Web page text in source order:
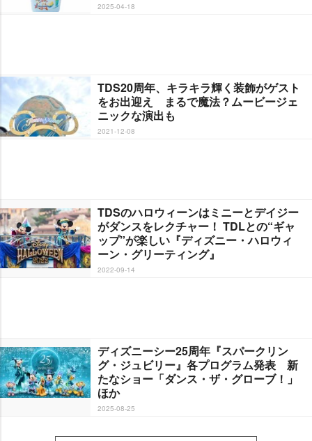
2025-04-18
TDS20周年、キラキラ輝く装飾がゲスト
をお出迎え まるで魔法？ムービージェ
ニックな演出も
2021-12-08
TDSのハロウィーンはミニーとデイジー
がダンスをレクチャー！ TDLとの“ギャ
ップ”が楽しい『ディズニー・ハロウィ
ーン・グリーティング』
2022-09-14
ディズニーシー25周年『スパークリン
グ・ジュビリー』各プログラム発表 新
たなショー「ダンス・ザ・グローブ！」
ほか
2025-08-25